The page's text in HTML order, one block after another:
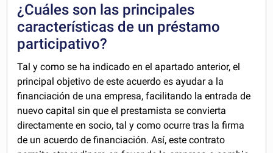
¿Cuáles son las principales
características de un préstamo
participativo?
Tal y como se ha indicado en el apartado anterior, el
principal objetivo de este acuerdo es ayudar a la
financiación de una empresa, facilitando la entrada de
nuevo capital sin que el prestamista se convierta
directamente en socio, tal y como ocurre tras la firma
de un acuerdo de financiación. Así, este contrato